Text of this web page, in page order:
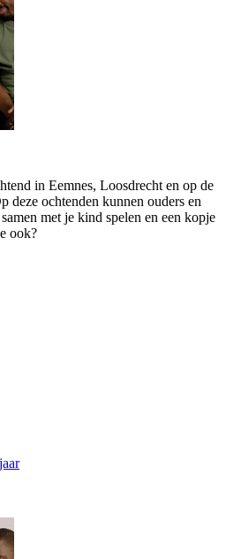
in Eemnes, Loosdrecht en op de
deze ochtenden kunnen ouders en
met je kind spelen en een kopje
ook?